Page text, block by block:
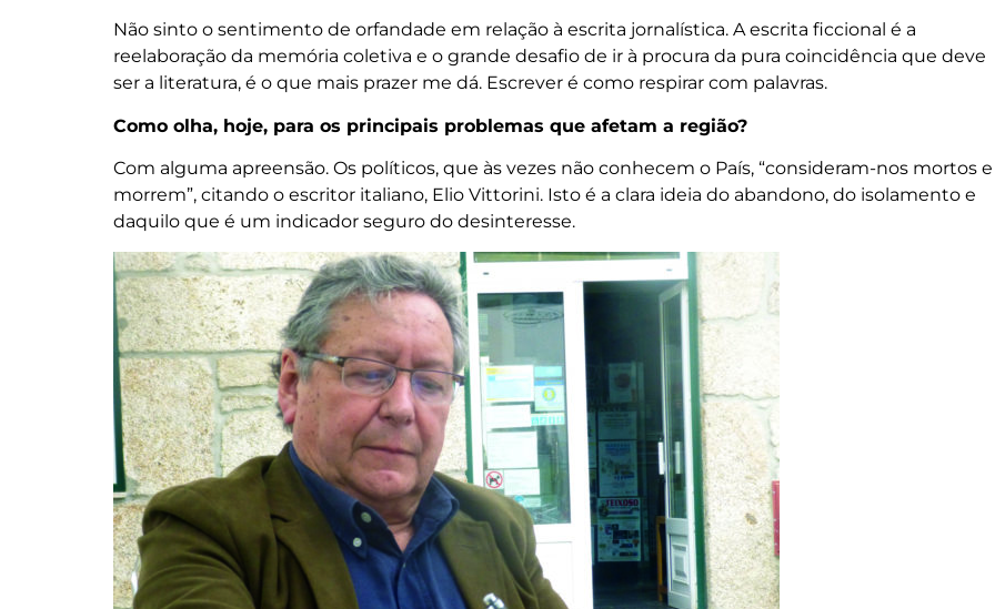
Não sinto o sentimento de orfandade em relação à escrita jornalística. A escrita ficcional é a
reelaboração da memória coletiva e o grande desafio de ir à procura da pura coincidência que deve
ser a literatura, é o que mais prazer me dá. Escrever é como respirar com palavras.
Como olha, hoje, para os principais problemas que afetam a região?
Com alguma apreensão. Os políticos, que às vezes não conhecem o País, “consideram-nos mortos e
morrem”, citando o escritor italiano, Elio Vittorini. Isto é a clara ideia do abandono, do isolamento e
daquilo que é um indicador seguro do desinteresse.